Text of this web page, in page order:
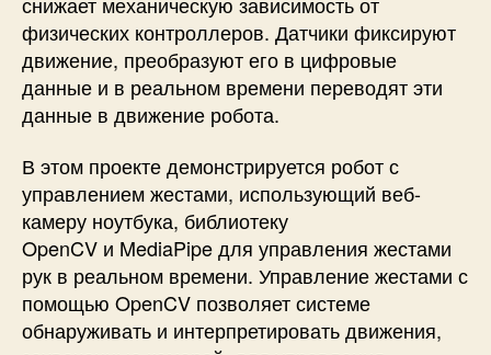
r
d
u
i
п
р
в
л
я
м
физических контроллеров. Датчики фиксируют
движение, преобразуют его в цифровые
данные и в реальном времени переводят эти
данные в движение робота.
В этом проекте демонстрируется робот с
управлением жестами, использующий веб-
камеру ноутбука, библиотеку
OpenCV и MediaPipeдля управления жестами
рук в реальном времени. Управление жестами с
помощью OpenCV позволяет системе
обнаруживать и интерпретировать движения,